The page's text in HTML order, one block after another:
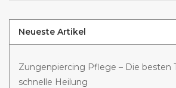
Neueste Artikel
Zungenpiercing Pflege – Die besten
schnelle Heilung